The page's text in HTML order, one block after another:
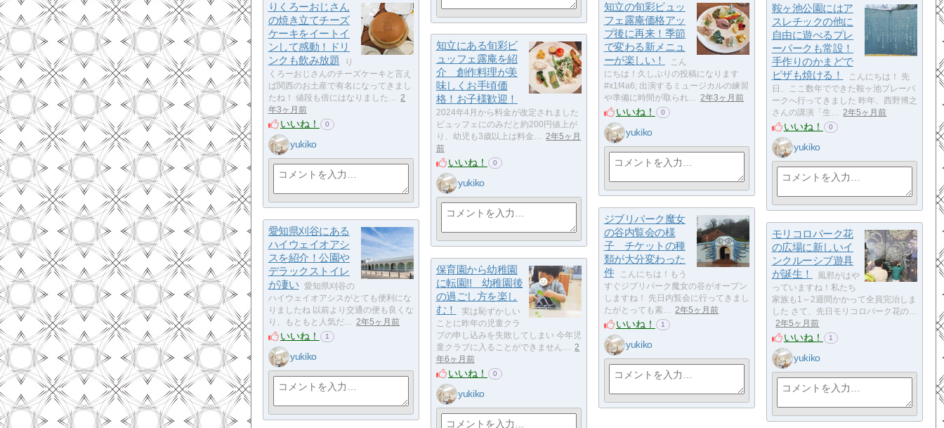
りくろーおじさん
の焼き立てチーズ
ケーキをイートイ
ンして感動！ドリ
ンクも飲み放題
り
くろーおじさんのチーズケーキと言え
ば関西のお土産で有名になってきまし
たね！ 値段も倍にはなりました…
2
年3ヶ月前
いいね！ 0
yukiko
知立の旬彩ビュッ
フェ露庵価格アッ
プ後に再来！季節
で変わる新メニュ
ーが楽しい！
こん
にちは！久しぶりの投稿になります
#x1f4a6; 出演するミュージカルの練習
や準備に時間が取られ…
2年3ヶ月前
いいね！ 0
yukiko
鞍ヶ池公園にはア
スレチックの他に
自由に遊べるプレ
ーパークも常設！
手作りのかまどで
ピザも焼ける！
こんにちは！ 先
日、ここ数年でできた鞍ヶ池プレーパ
ークへ行ってきました 昨年、西野博之
さんの講演「生…
2年5ヶ月前
いいね！ 0
yukiko
知立にある旬彩ビ
ュッフェ露庵を紹
介 創作料理が美
味しくお手頃価
格！お子様歓迎！
2024年4月から料金が改定されました
ビュッフェにのみだと約200円値上が
り、幼児も3歳以上は料金…
2年5ヶ月
前
いいね！ 0
yukiko
ジブリパーク魔女
の谷内覧会の様
子 チケットの種
類が大分変わった
件
こんにちは！もう
すぐジブリパーク魔女の谷がオープン
しますね！ 先日内覧会に行ってきまし
たがとっても素…
2年5ヶ月前
いいね！ 1
yukiko
愛知県刈谷にある
ハイウェイオアシ
スを紹介！公園や
デラックストイレ
が凄い
愛知県刈谷の
ハイウェイオアシスがとても便利にな
りましたね 以前より交通の便も良くな
り、もともと人気だ…
2年5ヶ月前
いいね！ 1
yukiko
モリコロパーク花
の広場に新しいイ
ンクルーシブ遊具
が誕生！
風邪がはや
っていますね！私たち
家族も1～2週間かかって全員完治しま
した さて、先日モリコロパーク花の…
2年5ヶ月前
いいね！ 1
yukiko
保育園から幼稚園
に転園!! 幼稚園後
の過ごし方を楽し
む！
実は恥ずかしい
ことに昨年の児童クラ
ブの申し込みを失敗してしまい 今年児
童クラブに入ることができません…
2
年6ヶ月前
いいね！ 0
yukiko